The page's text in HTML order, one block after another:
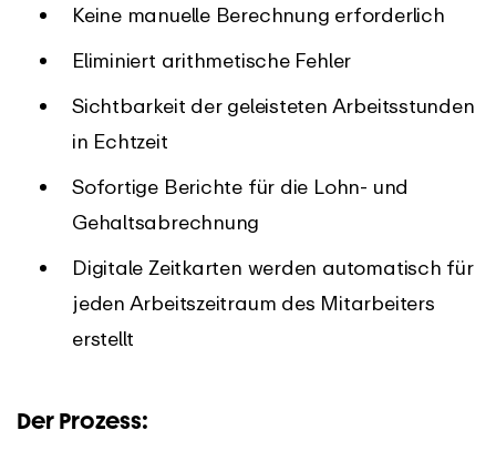
Keine manuelle Berechnung erforderlich
Eliminiert arithmetische Fehler
Sichtbarkeit der geleisteten Arbeitsstunden
in Echtzeit
Sofortige Berichte für die Lohn- und
Gehaltsabrechnung
Digitale Zeitkarten werden automatisch für
jeden Arbeitszeitraum des Mitarbeiters
erstellt
Der Prozess: